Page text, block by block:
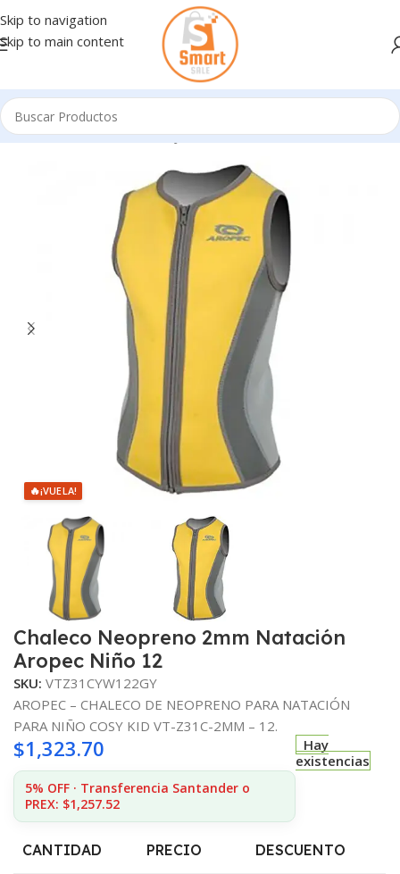
Skip to navigation
Skip to main content
Inicio/Articulos buceo/TRAJES NEOPRENO Y LYCRAS NIÑO
🔥¡VUELA!
Chaleco Neopreno 2mm Natación
Aropec Niño 12
SKU: VTZ31CYW122GY
AROPEC – CHALECO DE NEOPRENO PARA NATACIÓN
PARA NIÑO COSY KID VT-Z31C-2MM – 12.
$1,323.70
5% OFF · Transferencia Santander o
PREX: $1,257.52
Hay
existencias
CANTIDAD PRECIO DESCUENTO